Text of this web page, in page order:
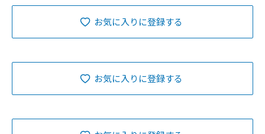
お気に入りに登録する
お気に入りに登録する